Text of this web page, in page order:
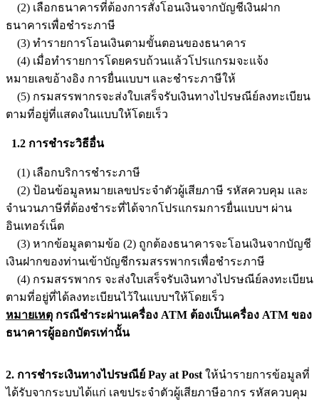
(2) เลือกธนาคารที่ต้องการสั่งโอนเงินจากบัญชีเงินฝาก
ธนาคารเพื่อชำระภาษี
(3) ทำรายการโอนเงินตามขั้นตอนของธนาคาร
(4) เมื่อทำรายการโดยครบถ้วนแล้วโปรแกรมจะแจ้ง
หมายเลขอ้างอิง การยื่นแบบฯ และชำระภาษีให้
(5) กรมสรรพากรจะส่งใบเสร็จรับเงินทางไปรษณีย์ลงทะเบียน
ตามที่อยู่ที่แสดงในแบบให้โดยเร็ว
1.2 การชำระวิธีอื่น
(1) เลือกบริการชำระภาษี
(2) ป้อนข้อมูลหมายเลขประจำตัวผู้เสียภาษี รหัสควบคุม และ
จำนวนภาษีที่ต้องชำระที่ได้จากโปรแกรมการยื่นแบบฯ ผ่าน
อินเทอร์เน็ต
(3) หากข้อมูลตามข้อ (2) ถูกต้องธนาคารจะโอนเงินจากบัญชี
เงินฝากของท่านเข้าบัญชีกรมสรรพากรเพื่อชำระภาษี
(4) กรมสรรพากร จะส่งใบเสร็จรับเงินทางไปรษณีย์ลงทะเบียน
ตามที่อยู่ที่ได้ลงทะเบียนไว้ในแบบฯให้โดยเร็ว
หมายเหตุ กรณีชำระผ่านเครื่อง ATM ต้องเป็นเครื่อง ATM ของ
ธนาคารผู้ออกบัตรเท่านั้น
2. การชำระเงินทางไปรษณีย์ Pay at Post ให้นำรายการข้อมูลที่
ได้รับจากระบบได้แก่ เลขประจำตัวผู้เสียภาษีอากร รหัสควบคุม